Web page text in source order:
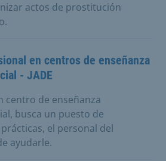
actos de prostitución
en centros de enseñanza
- JADE
centro de enseñanza
busca un puesto de
el personal del
ayudarle.